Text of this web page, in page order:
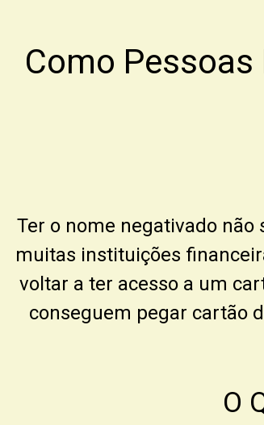
Como
Ter o nome negativado
muitas instituições
voltar a ter acesso a um
conseguem pegar cartão
O